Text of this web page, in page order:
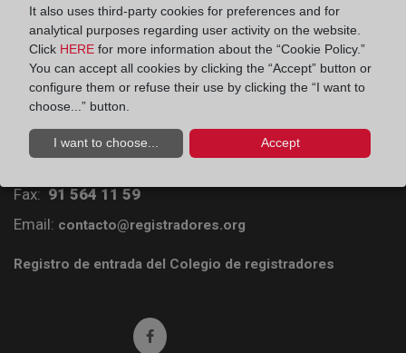
Colegio de Registradores
Príncipe de Vergara 70. 28006 Madrid
Fax: 91 564 11 59
Email: contacto@registradores.org
Registro de entrada del Colegio de registradores
Ir a facebook (abre en ventana nueva)
It also uses third-party cookies for preferences and for
analytical purposes regarding user activity on the website.
Click HERE for more information about the “Cookie Policy.”
You can accept all cookies by clicking the “Accept” button or
configure them or refuse their use by clicking the “I want to
choose...” button.
I want to choose... Accept